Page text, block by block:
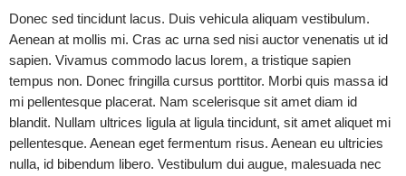
Donec sed tincidunt lacus. Duis vehicula aliquam vestibulum.
Aenean at mollis mi. Cras ac urna sed nisi auctor venenatis ut id
sapien. Vivamus commodo lacus lorem, a tristique sapien
tempus non. Donec fringilla cursus porttitor. Morbi quis massa id
mi pellentesque placerat. Nam scelerisque sit amet diam id
blandit. Nullam ultrices ligula at ligula tincidunt, sit amet aliquet mi
pellentesque. Aenean eget fermentum risus. Aenean eu ultricies
nulla, id bibendum libero. Vestibulum dui augue, malesuada nec